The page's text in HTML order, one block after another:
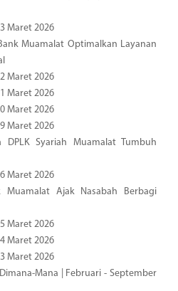
Maret 2026
Muamalat Optimalkan Layanan
Maret 2026
Maret 2026
Maret 2026
Maret 2026
DPLK Syariah Muamalat Tumbuh
Maret 2026
Muamalat Ajak Nasabah Berbagi
Maret 2026
Maret 2026
Maret 2026
Mana | Februari - September